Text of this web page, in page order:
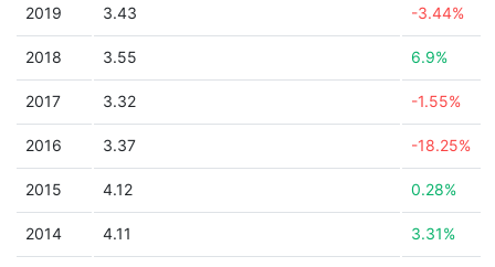
2019 3.43 -3.44%
2018 3.55 6.9%
2017 3.32 -1.55%
2016 3.37 -18.25%
2015 4.12 0.28%
2014 4.11 3.31%